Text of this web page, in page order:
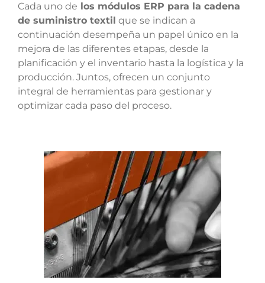
Cada uno de los módulos ERP para la cadena
de suministro textil que se indican a
continuación desempeña un papel único en la
mejora de las diferentes etapas, desde la
planificación y el inventario hasta la logística y la
producción. Juntos, ofrecen un conjunto
integral de herramientas para gestionar y
optimizar cada paso del proceso.